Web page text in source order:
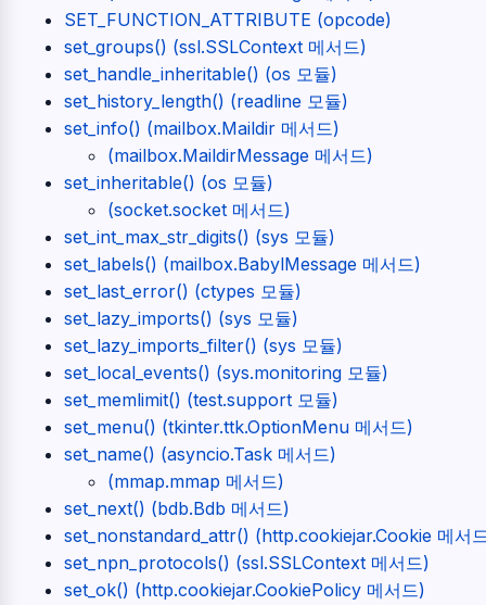
SET_FUNCTION_ATTRIBUTE (opcode)
set_groups() (ssl.SSLContext 메서드)
set_handle_inheritable() (os 모듈)
set_history_length() (readline 모듈)
set_info() (mailbox.Maildir 메서드)
(mailbox.MaildirMessage 메서드)
set_inheritable() (os 모듈)
(socket.socket 메서드)
set_int_max_str_digits() (sys 모듈)
set_labels() (mailbox.BabylMessage 메서드)
set_last_error() (ctypes 모듈)
set_lazy_imports() (sys 모듈)
set_lazy_imports_filter() (sys 모듈)
set_local_events() (sys.monitoring 모듈)
set_memlimit() (test.support 모듈)
set_menu() (tkinter.ttk.OptionMenu 메서드)
set_name() (asyncio.Task 메서드)
(mmap.mmap 메서드)
set_next() (bdb.Bdb 메서드)
set_nonstandard_attr() (http.cookiejar.Cookie 메서
set_npn_protocols() (ssl.SSLContext 메서드)
set_ok() (http.cookiejar.CookiePolicy 메서드)